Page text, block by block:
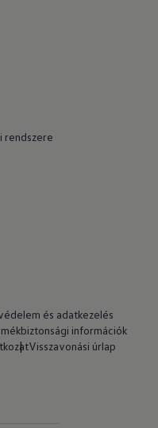
rendszere
és adatkezelés
információk
Visszavonási úrlap